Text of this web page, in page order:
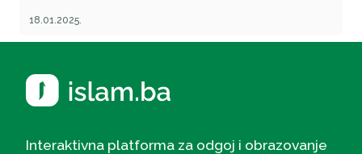
18.01.2025.
Interaktivna platforma za odgoj i obrazovanje